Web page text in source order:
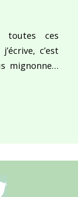
toutes ces
c’est
mignonne…